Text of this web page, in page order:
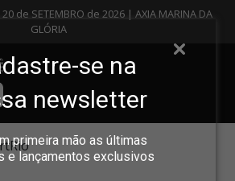
se na
newsletter
primeira mão as últimas
e lançamentos exclusivos
de SETEMBRO de 2026 | AXIA MARINA DA
GLÓRIA